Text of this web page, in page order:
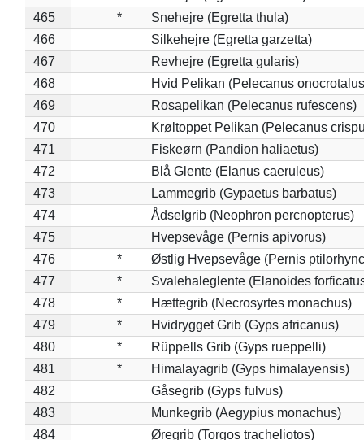
465
*
Snehejre (Egretta thula)
466
Silkehejre (Egretta garzetta)
467
Revhejre (Egretta gularis)
468
Hvid Pelikan (Pelecanus
469
Rosapelikan (Pelecanus rufescens)
470
Krøltoppet Pelikan (Pelecanus
471
Fiskeørn (Pandion haliaetus)
472
Blå Glente (Elanus caeruleus)
473
Lammegrib (Gypaetus barbatus)
474
Ådselgrib (Neophron percnopterus)
475
Hvepsevåge (Pernis apivorus)
476
*
Østlig Hvepsevåge (Pernis
477
*
Svalehaleglente (Elanoides
478
*
Hættegrib (Necrosyrtes monachus)
479
*
Hvidrygget Grib (Gyps africanus)
480
*
Rüppells Grib (Gyps rueppelli)
481
*
Himalayagrib (Gyps himalayensis)
482
Gåsegrib (Gyps fulvus)
483
Munkegrib (Aegypius monachus)
484
Øregrib (Torgos tracheliotos)